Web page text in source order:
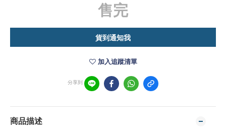
售完
貨到通知我
加入追蹤清單
分享到
商品描述